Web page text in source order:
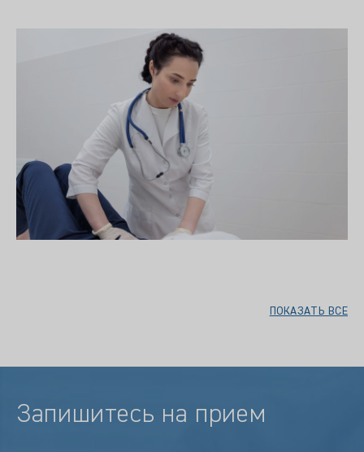
ПОКАЗАТЬ ВСЕ
Запишитесь на прием